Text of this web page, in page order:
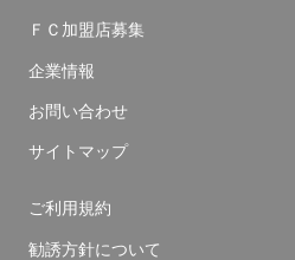
ＦＣ加盟店募集
企業情報
お問い合わせ
サイトマップ
ご利用規約
勧誘方針について